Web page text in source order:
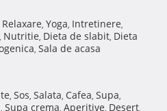
Relaxare, Yoga, Intretinere,
, Nutritie, Dieta de slabit, Dieta
, Sala de acasa
, Sos, Salata, Cafea, Supa,
, Supa crema, Aperitive, Desert,